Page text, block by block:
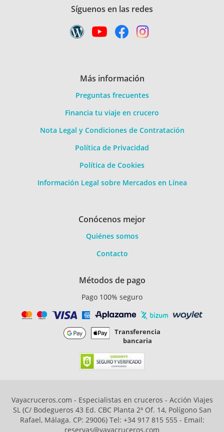
Síguenos en las redes
Más información
Preguntas frecuentes
Financia tu viaje en crucero
Nota Legal y Condiciones de Contratación
Política de Privacidad
Política de Cookies
Información Legal sobre Mercados en Línea
Conócenos mejor
Quiénes somos
Contacto
Métodos de pago
Pago 100% seguro
Transferencia
bancaria
Vayacruceros.com - Especialistas en cruceros - Acción Viajes
SL (C/ Bodegueros 43 Ed. CBC Planta 2ª Of. 14, Polígono San
Rafael, Málaga. CP: 29006) Tel: +34 917 815 555 - Email:
reservas@vayacruceros.com